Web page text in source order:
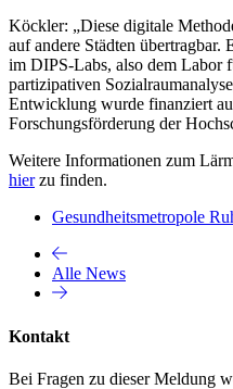
Köckler: „Diese digitale
auf andere Städten
im DIPS-Labs, also dem Labor
partizipativen
Entwicklung wurde finanziert
Forschungsförderung der
Weitere Informationen zum
hierzu finden.
Gesundheitsmetropole
Alle News
Kontakt
Bei Fragen zu dieser Meldung